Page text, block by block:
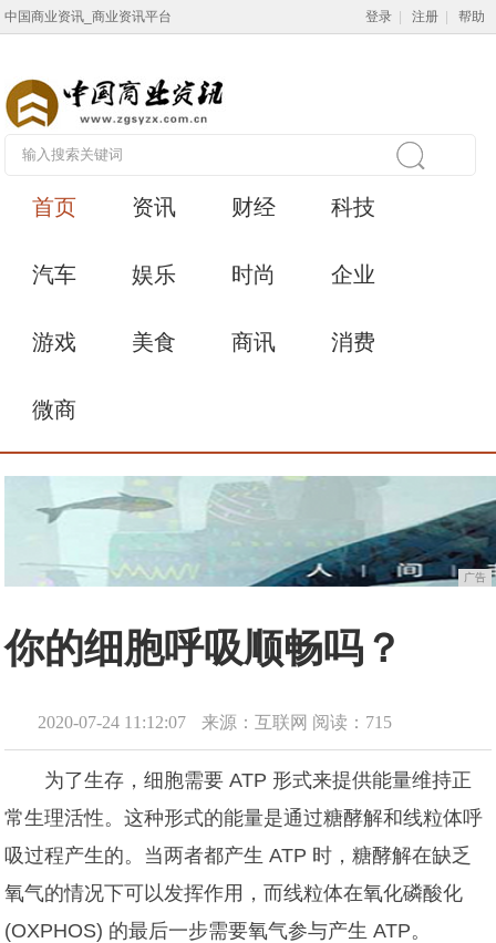
中国商业资讯_商业资讯平台 登录 注册 帮助
首页 资讯 财经 科技
汽车 娱乐 时尚 企业
游戏 美食 商讯 消费
微商
广告
你的细胞呼吸顺畅吗？
2020-07-24 11:12:07 来源：互联网 阅读：715
为了生存，细胞需要 ATP 形式来提供能量维持正
常生理活性。这种形式的能量是通过糖酵解和线粒体呼
吸过程产生的。当两者都产生 ATP 时，糖酵解在缺乏
氧气的情况下可以发挥作用，而线粒体在氧化磷酸化
(OXPHOS) 的最后一步需要氧气参与产生 ATP。